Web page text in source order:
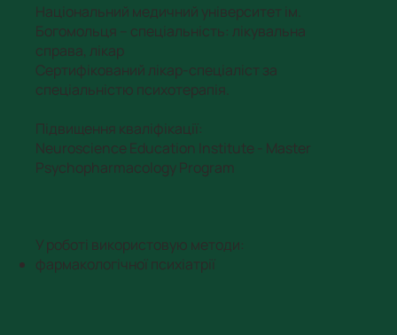
Національний медичний університет ім.
Богомольця – спеціальність: лікувальна
справа, лікар
Сертифікований лікар-спеціаліст за
спеціальністю психотерапія.
Підвищення кваліфікації:
Neuroscience Education Institute - Master
Psychopharmacology Program
У роботі використовую методи:
фармакологічної психіатрії